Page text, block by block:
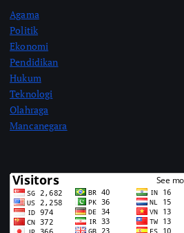
Agama
Politik
Ekonomi
Pendidikan
Hukum
Teknologi
Olahraga
Mancanegara